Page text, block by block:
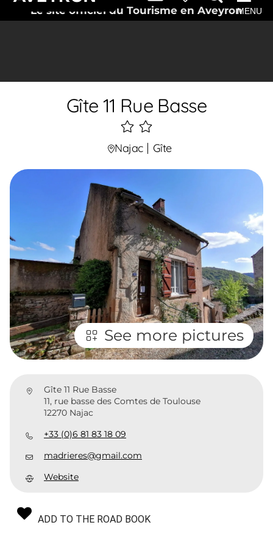
Le site officiel du Tourisme en AveyronMENU
Gîte 11 Rue Basse
2
étoiles
Najac Gîte
See more pictures
Gîte 11 Rue Basse
11, rue basse des Comtes de Toulouse
12270 Najac
+33 (0)6 81 83 18 09
madrieres@gmail.com
Website
ADD TO THE ROAD BOOK